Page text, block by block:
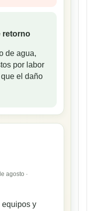
retorno
de agua,
por labor
el daño
agosto ·
equipos y